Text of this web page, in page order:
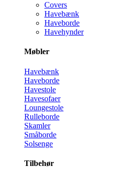
Covers
Havebænk
Haveborde
Havehynder
Møbler
Havebænk
Haveborde
Havestole
Havesofaer
Loungestole
Rulleborde
Skamler
Småborde
Solsenge
Tilbehør